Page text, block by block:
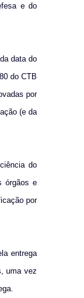
e do
data do
do CTB
por
(e da
do
órgãos e
por
entrega
uma vez